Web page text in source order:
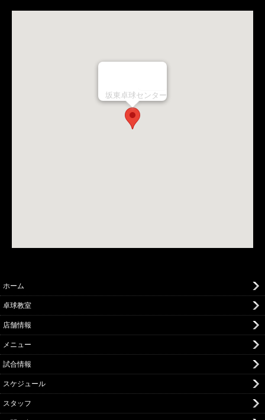
坂東卓球センター
ホーム
卓球教室
店舗情報
メニュー
試合情報
スケジュール
スタッフ